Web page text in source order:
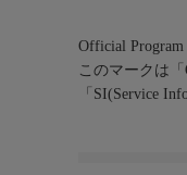
Official Program
このマークは
「SI(Service